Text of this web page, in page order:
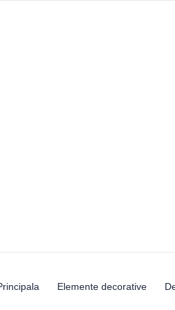
Elemente decorative